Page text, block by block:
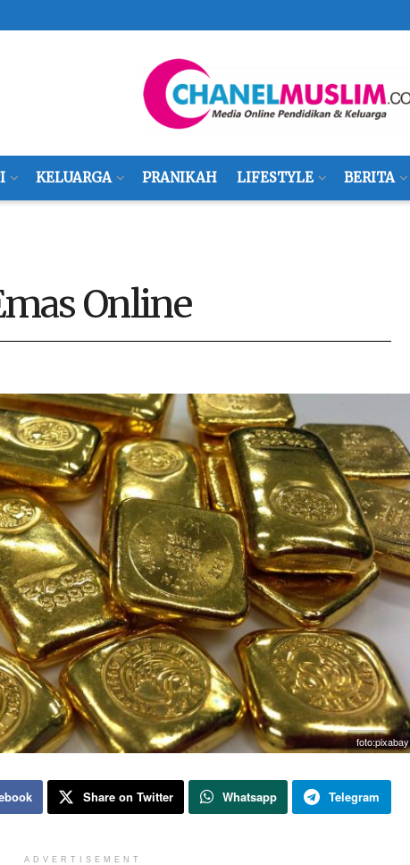
KELUARGA PRANIKAH LIFESTYLE BERITA
Online
foto:pixabay
Share on Twitter Whatsapp Telegram
ADVERTISEMENT